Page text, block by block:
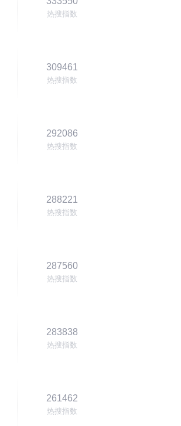
热搜指数
309461
热搜指数
292086
热搜指数
288221
热搜指数
287560
热搜指数
283838
热搜指数
261462
热搜指数